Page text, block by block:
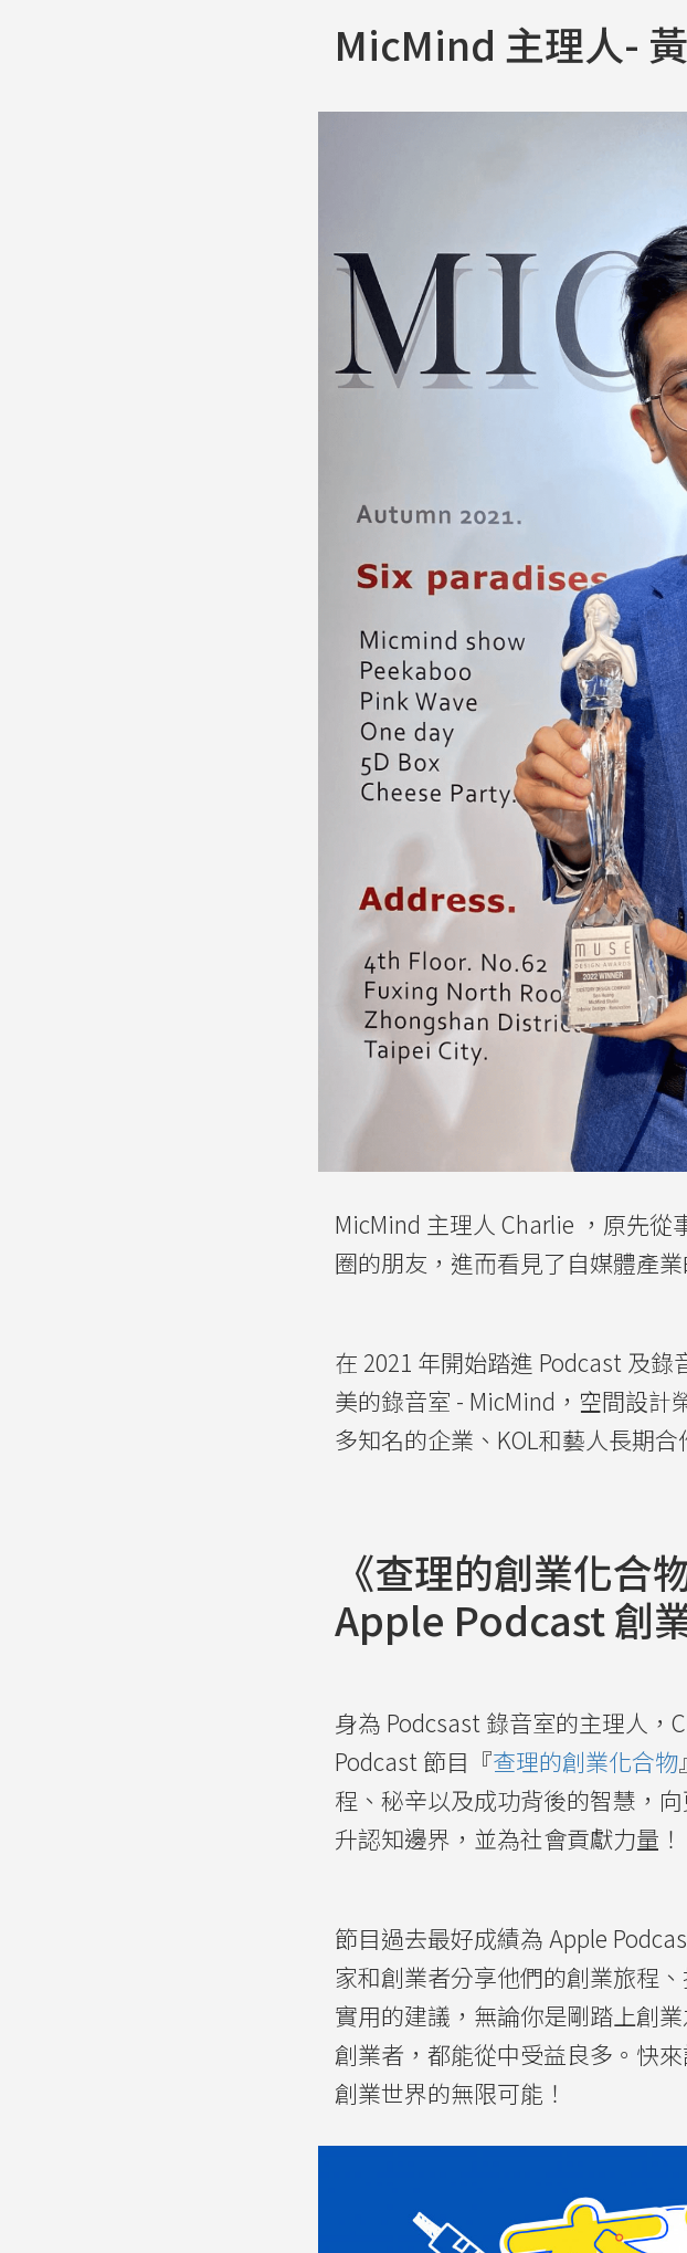
MicMind 主理人-
MicMind 主理人 Charlie ， 原先從
圈的朋友，進而看見了自媒體產業
在 2021 年開始踏進 Podcast 及錄
美的錄音室 - MicMind，空間設計
多知名的企業、KOL和藝人長期合
《查理的創業化合
Apple Podcast 創
身為 Podcsast 錄音室的主理人，
Podcast 節目『查理的創業化合物
程、秘辛以及成功背後的智慧，
升認知邊界，並為社會貢獻力量！
節目過去最好成績為 Apple
家和創業者分享他們的創業旅程
實用的建議，無論你是剛踏上創
創業者，都能從中受益良多。快
創業世界的無限可能！